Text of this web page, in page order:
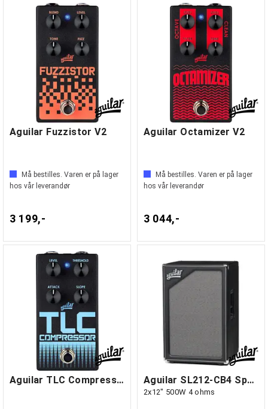
Aguilar Fuzzistor V2
Må bestilles. Varen er på lager
hos vår leverandør
3 199,-
Aguilar Octamizer V2
Må bestilles. Varen er på lager
hos vår leverandør
3 044,-
Aguilar TLC Compressor V2 Aguilar SL212-CB4 Speakers SL Series
2x12" 500W 4 ohms